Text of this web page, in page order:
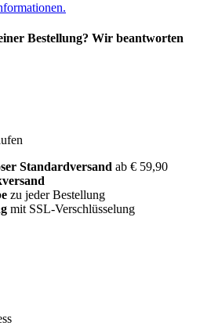
Bestellung? Wir beantworten
Standardversand ab € 59,90
zu jeder Bestellung
mit SSL-Verschlüsselung